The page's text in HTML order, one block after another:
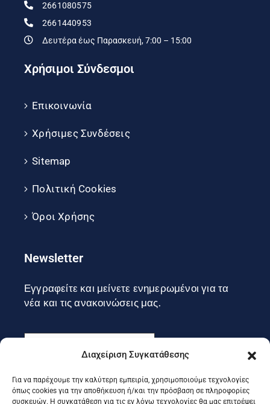
Διαχείριση Συγκατάθεσης
Για να παρέχουμε την καλύτερη εμπειρία, χρησιμοποιούμε τεχνολογίες
όπως cookies για την αποθήκευση ή/και την πρόσβαση σε πληροφορίες
συσκευών. Η συγκατάθεση για τις εν λόγω τεχνολογίες θα μας επιτρέψει
2661080575
2661440953
Δευτέρα έως Παρασκευή, 7:00 – 15:00
Χρήσιμοι Σύνδεσμοι
Επικοινωνία
Χρήσιμες Συνδέσεις
Sitemap
Πολιτική Cookies
Όροι Χρήσης
Newsletter
Εγγραφείτε και μείνετε ενημερωμένοι για τα
νέα και τις ανακοινώσεις μας.
Εγγραφή